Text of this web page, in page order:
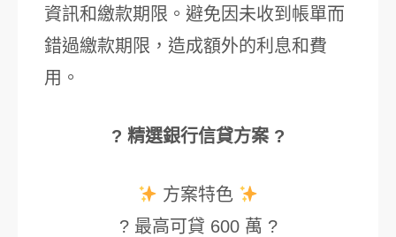
資訊和繳款期限。避免因未收到帳單而
錯過繳款期限，造成額外的利息和費
用。
? 精選銀行信貸方案 ?
方案特色
? 最高可貸 600 萬 ?